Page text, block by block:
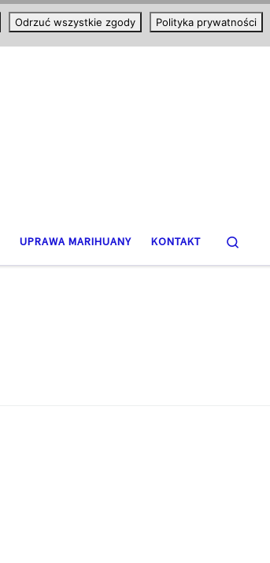
UPRAWA MARIHUANY KONTAKT
Odrzuć wszystkie zgody Polityka prywatności